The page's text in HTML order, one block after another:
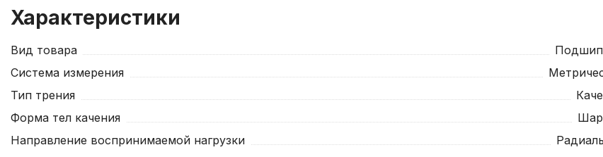
Характеристики
Вид товара
Система измерения
Тип трения
Форма тел качения
Направление воспринимаемой нагрузки